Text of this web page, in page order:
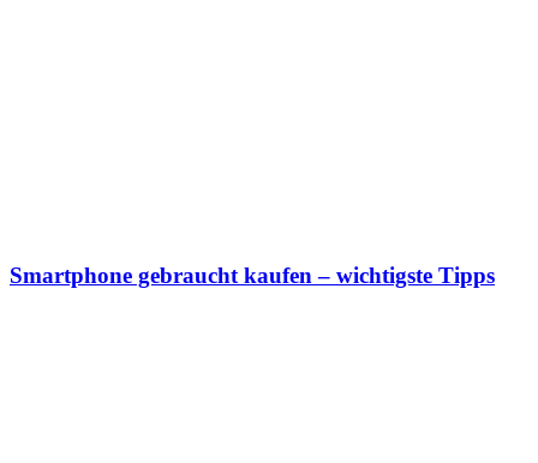
Smartphone gebraucht kaufen – wichtigste Tipps